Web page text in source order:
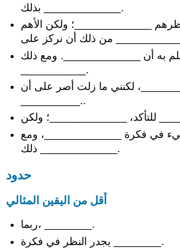
الثناء
لجلب
الانتباه
الثناء
التأطير
الثناء
على
عبارات
للرد
مزيد
المحادثة
للتوضيح
دعوة
بذلك _____________.
_____________؛ ولكن الأهم
نركز على _____________.
به أن _____________. ومع ذلك،
___________.
لكنني ما زلت أصر على أن
__________..
في فكرة _____________، ومع
ذلك _____________.
حدود
أقل من اليقين المثالي
ربما، ________.
يجدر النظر في فكرة ________.